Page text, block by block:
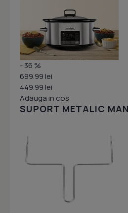
- 36 %
699.99 lei
449.99 lei
Adauga in cos
SUPORT METALIC